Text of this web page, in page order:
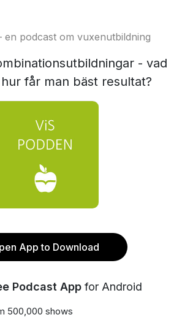
en podcast om vuxenutbildning
- vad
får man bäst resultat?
App to Download
Podcast App for Android
500,000 shows